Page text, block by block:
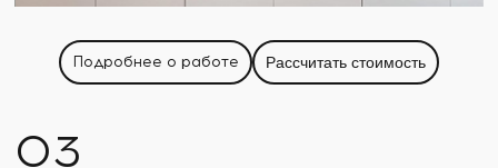
Подробнее о работе Рассчитать стоимость